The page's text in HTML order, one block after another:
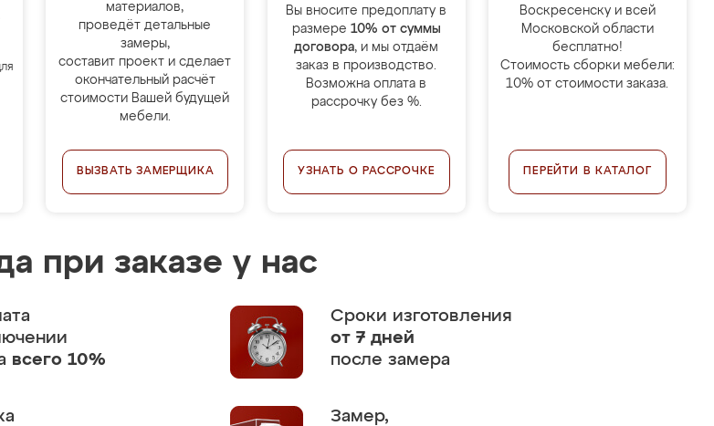
материалов,
проведёт детальные
замеры,
составит проект и сделает
окончательный расчёт
стоимости Вашей будущей
мебели.
ВЫЗВАТЬ ЗАМЕРЩИКА
Вы вносите предоплату в
размере 10% от суммы
договора, и мы отдаём
заказ в производство.
Возможна оплата в
рассрочку без %.
УЗНАТЬ О РАССРОЧКЕ
Воскресенску и всей
Московской области
бесплатно!
Стоимость сборки мебели:
10% от стоимости заказа.
ПЕРЕЙТИ В КАТАЛОГ
при заказе у нас
всего 10%
Сроки изготовления
от 7 дней
после замера
Замер,